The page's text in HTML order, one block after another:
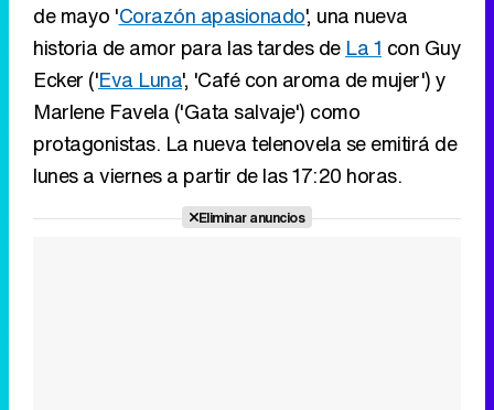
de mayo 'Corazón apasionado', una nueva
historia de amor para las tardes de La 1 con Guy
Ecker ('Eva Luna', 'Café con aroma de mujer') y
Marlene Favela ('Gata salvaje') como
protagonistas. La nueva telenovela se emitirá de
lunes a viernes a partir de las 17:20 horas.
Eliminar anuncios